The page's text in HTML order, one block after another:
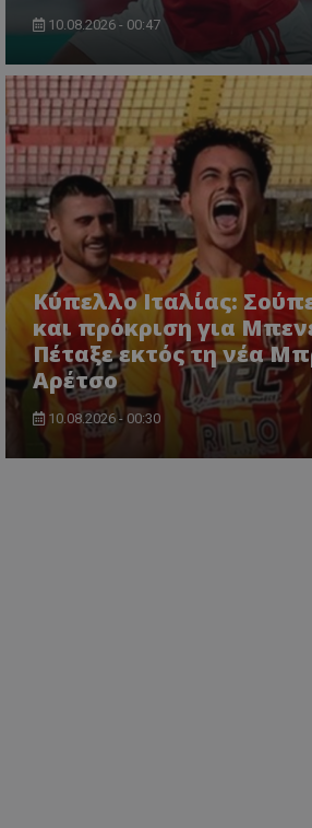
10.08.2026 - 00:47
Κύπελλο Ιταλίας:
και πρόκριση για
Πέταξε εκτός τη νέα
Αρέτσο
10.08.2026 - 00:30